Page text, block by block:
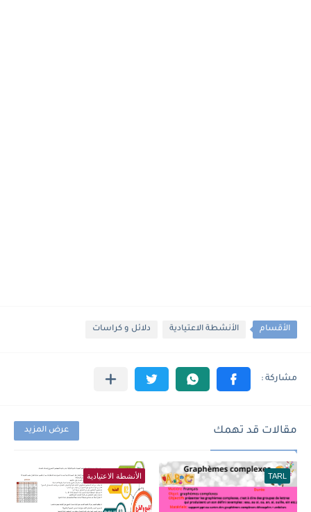
الأقسام الأنشطة الاعتيادية دلائل و كراسات
مقالات قد تهمك عرض المزيد
TARL الأنشطة الاعتيادية